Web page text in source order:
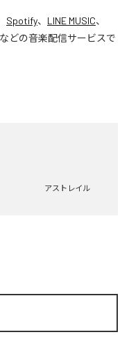
Spotify、 LINE MUSIC、
などの音楽配信サービスで
アストレイル